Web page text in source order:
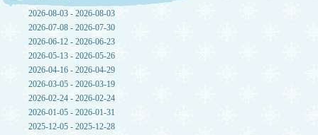
2026-08-03 - 2026-08-03
2026-07-08 - 2026-07-30
2026-06-12 - 2026-06-23
2026-05-13 - 2026-05-26
2026-04-16 - 2026-04-29
2026-03-05 - 2026-03-19
2026-02-24 - 2026-02-24
2026-01-05 - 2026-01-31
2025-12-05 - 2025-12-28